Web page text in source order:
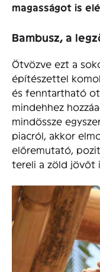
magasságot is
Bambusz, a
Ötvözve ezt a
építészettel
és fenntartható
mindehhez
mindössze
piacról, akkor
előremutató,
tereli a zöld jövőt